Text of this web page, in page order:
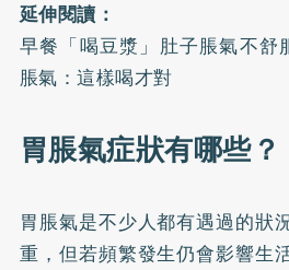
延伸閱讀：
早餐「喝豆漿」肚子脹氣不舒
脹氣：這樣喝才對
胃脹氣症狀有哪些？
胃脹氣是不少人都有遇過的狀
重，但若頻繁發生仍會影響生